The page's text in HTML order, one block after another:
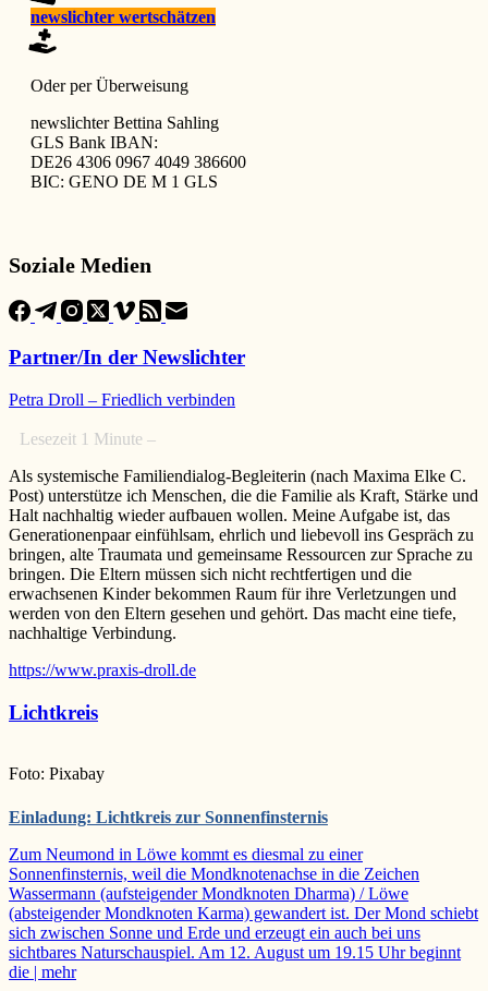
newslichter wertschätzen
Oder per Überweisung
newslichter Bettina Sahling
GLS Bank IBAN:
DE26 4306 0967 4049 386600
BIC: GENO DE M 1 GLS
Soziale Medien
Partner/In der Newslichter
Petra Droll – Friedlich verbinden
Lesezeit 1 Minute –
Als systemische Familiendialog-Begleiterin (nach Maxima Elke C.
Post) unterstütze ich Menschen, die die Familie als Kraft, Stärke und
Halt nachhaltig wieder aufbauen wollen. Meine Aufgabe ist, das
Generationenpaar einfühlsam, ehrlich und liebevoll ins Gespräch zu
bringen, alte Traumata und gemeinsame Ressourcen zur Sprache zu
bringen. Die Eltern müssen sich nicht rechtfertigen und die
erwachsenen Kinder bekommen Raum für ihre Verletzungen und
werden von den Eltern gesehen und gehört. Das macht eine tiefe,
nachhaltige Verbindung.
https://www.praxis-droll.de
Lichtkreis
Foto: Pixabay
Einladung: Lichtkreis zur Sonnenfinsternis
Zum Neumond in Löwe kommt es diesmal zu einer
Sonnenfinsternis, weil die Mondknotenachse in die Zeichen
Wassermann (aufsteigender Mondknoten Dharma) / Löwe
(absteigender Mondknoten Karma) gewandert ist. Der Mond schiebt
sich zwischen Sonne und Erde und erzeugt ein auch bei uns
sichtbares Naturschauspiel. Am 12. August um 19.15 Uhr beginnt
die | mehr